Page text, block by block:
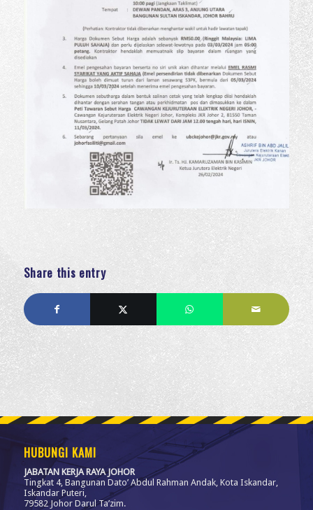
Share this entry
HUBUNGI KAMI
JABATAN KERJA RAYA JOHOR
Tingkat 4, Bangunan Dato’ Abdul Rahman Andak, Kota Iskandar,
Iskandar Puteri,
79582 Johor Darul Ta’zim.